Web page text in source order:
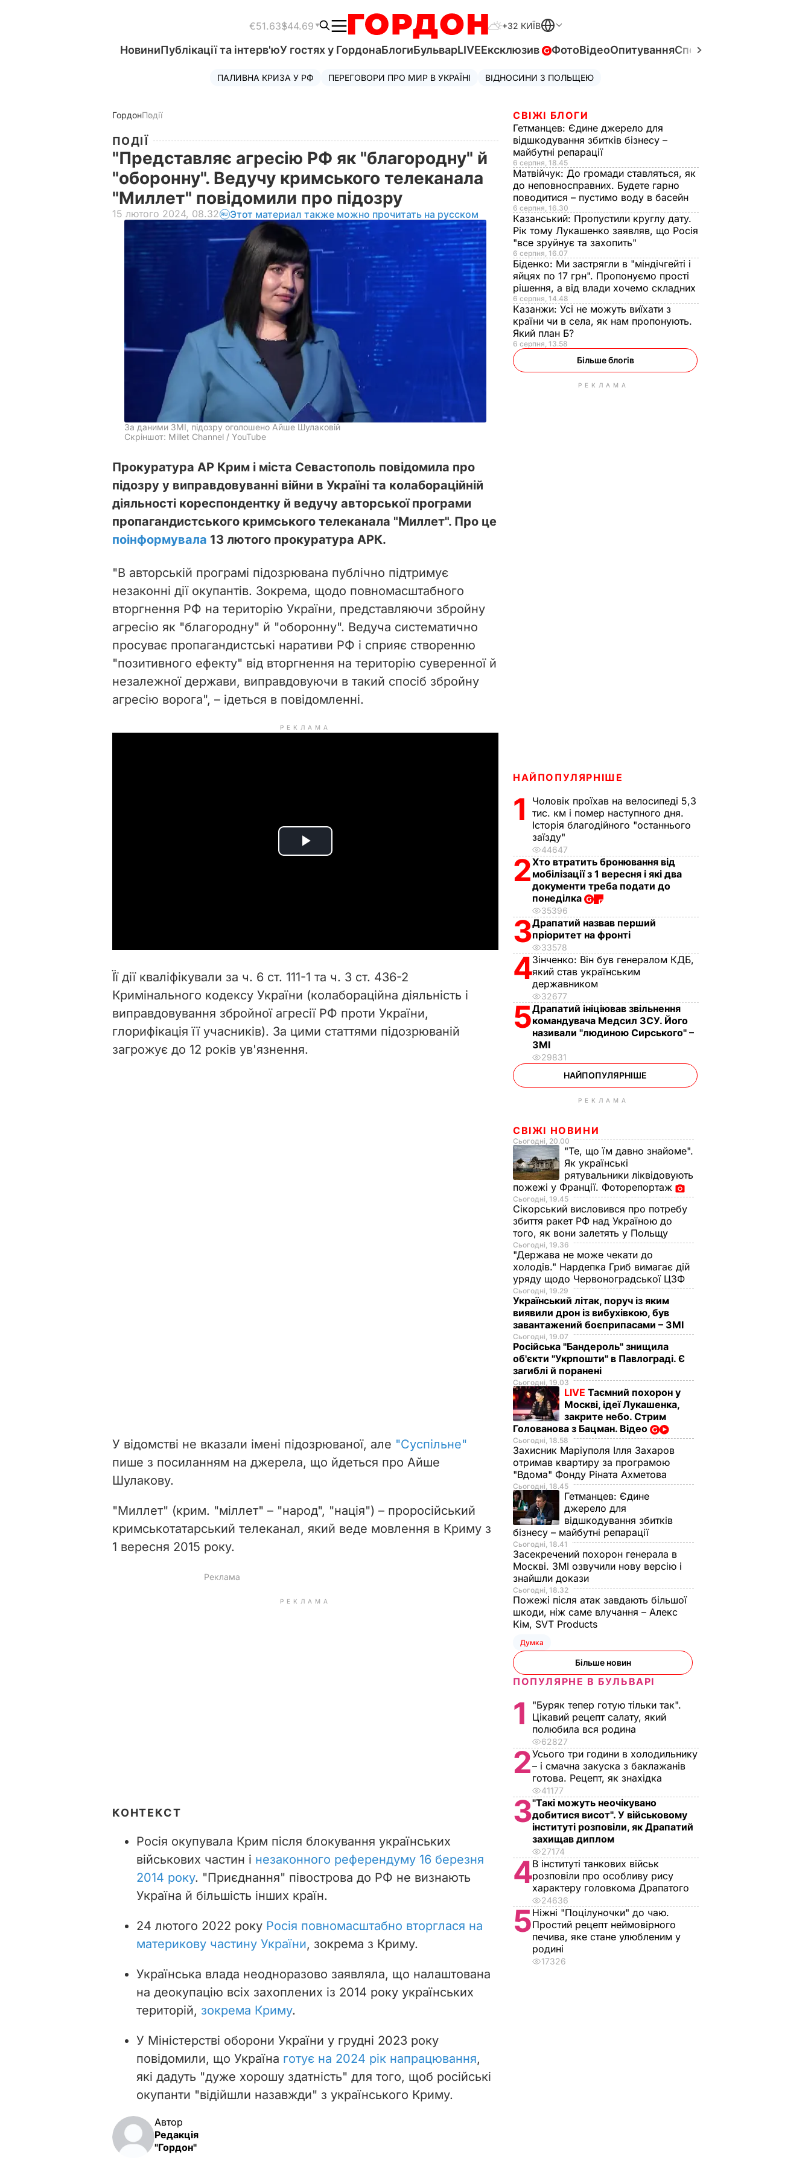
€51.63$44.69 +32 КИЇВ
НовиниПублікації та інтерв'юУ гостях у ГордонаБлогиБульварLIVEЕксклюзив ФотоВідеоОпитуванняСпецпроєкти
ПАЛИВНА КРИЗА У РФ ПЕРЕГОВОРИ ПРО МИР В УКРАЇНІ ВІДНОСИНИ З ПОЛЬЩЕЮ
ГордонПодії
ПОДІЇ
"Представляє агресію РФ як "благородну" й
"оборонну". Ведучу кримського телеканала
"Миллет" повідомили про підозру
15 лютого 2024, 08.32 Этот материал также можно прочитать на русском
За даними ЗМІ, підозру оголошено Айше Шулаковій
Скріншот: Millet Channel / YouTube
Прокуратура АР Крим і міста Севастополь повідомила про
підозру у виправдовуванні війни в Україні та колабораційній
діяльності кореспондентку й ведучу авторської програми
пропагандистського кримського телеканала "Миллет". Про це
поінформувала 13 лютого прокуратура АРК.
"В авторській програмі підозрювана публічно підтримує
незаконні дії окупантів. Зокрема, щодо повномасштабного
вторгнення РФ на територію України, представляючи збройну
агресію як "благородну" й "оборонну". Ведуча систематично
просуває пропагандистські наративи РФ і сприяє створенню
"позитивного ефекту" від вторгнення на територію суверенної й
незалежної держави, виправдовуючи в такий спосіб збройну
агресію ворога", – ідеться в повідомленні.
РЕКЛАМА
P
i
d
Її дії кваліфікували за ч. 6 ст. 111-1 та ч. 3 ст. 436-2
Кримінального кодексу України (колабораційна діяльність і
виправдовування збройної агресії РФ проти України,
глорифікація її учасників). За цими статтями підозрюваній
загрожує до 12 років ув'язнення.
У відомстві не вказали імені підозрюваної, але "Суспільне"
пише з посиланням на джерела, що йдеться про Айше
Шулакову.
"Миллет" (крим. "міллет" – "народ", "нація") – проросійський
кримськотатарський телеканал, який веде мовлення в Криму з
1 вересня 2015 року.
РЕКЛАМА
КОНТЕКСТ
Росія окупувала Крим після блокування українських
військових частин і незаконного референдуму 16 березня
2014 року. "Приєднання" півострова до РФ не визнають
Україна й більшість інших країн.
24 лютого 2022 року Росія повномасштабно вторглася на
материкову частину України, зокрема з Криму.
Українська влада неодноразово заявляла, що налаштована
на деокупацію всіх захоплених із 2014 року українських
територій, зокрема Криму.
У Міністерстві оборони України у грудні 2023 року
повідомили, що Україна готує на 2024 рік напрацювання,
які дадуть "дуже хорошу здатність" для того, щоб російські
окупанти "відійшли назавжди" з українського Криму.
Автор
Редакція
"Гордон"
СВІЖІ БЛОГИ
Гетманцев: Єдине джерело для
відшкодування збитків бізнесу –
майбутні репарації
6 серпня, 18.45
Матвійчук: До громади ставляться, як
до неповносправних. Будете гарно
поводитися – пустимо воду в басейн
6 серпня, 16.30
Казанський: Пропустили круглу дату.
Рік тому Лукашенко заявляв, що Росія
"все зруйнує та захопить"
6 серпня, 16.07
Біденко: Ми застрягли в "міндічгейті і
яйцях по 17 грн". Пропонуємо прості
рішення, а від влади хочемо складних
6 серпня, 14.48
Казанжи: Усі не можуть виїхати з
країни чи в села, як нам пропонують.
Який план Б?
6 серпня, 13.58
Більше блогів
РЕКЛАМА
НАЙПОПУЛЯРНІШЕ
1
Чоловік проїхав на велосипеді 5,3
тис. км і помер наступного дня.
Історія благодійного "останнього
заїзду"
44647
2Хто втратить бронювання від
мобілізації з 1 вересня і які два
документи треба подати до
понеділка
35396
3Драпатий назвав перший
пріоритет на фронті
33578
4Зінченко: Він був генералом КДБ,
який став українським
державником
32677
5Драпатий ініціював звільнення
командувача Медсил ЗСУ. Його
називали "людиною Сирського" –
ЗМІ
29831
НАЙПОПУЛЯРНІШЕ
РЕКЛАМА
СВІЖІ НОВИНИ
Сьогодні, 20.00
"Те, що їм давно знайоме".
Як українські
рятувальники ліквідовують
пожежі у Франції. Фоторепортаж
Сьогодні, 19.45
Сікорський висловився про потребу
збиття ракет РФ над Україною до
того, як вони залетять у Польщу
Сьогодні, 19.36
"Держава не може чекати до
холодів." Нардепка Гриб вимагає дій
уряду щодо Червоноградської ЦЗФ
Сьогодні, 19.29
Український літак, поруч із яким
виявили дрон із вибухівкою, був
завантажений боєприпасами – ЗМІ
Сьогодні, 19.07
Російська "Бандероль" знищила
об'єкти "Укрпошти" в Павлограді. Є
загиблі й поранені
Сьогодні, 19.03
LIVE Таємний похорон у
Москві, ідеї Лукашенка,
закрите небо. Стрим
Голованова з Бацман. Відео
Сьогодні, 18.58
Захисник Маріуполя Ілля Захаров
отримав квартиру за програмою
"Вдома" Фонду Ріната Ахметова
Сьогодні, 18.45
Гетманцев: Єдине
джерело для
відшкодування збитків
бізнесу – майбутні репарації
Сьогодні, 18.41
Засекречений похорон генерала в
Москві. ЗМІ озвучили нову версію і
знайшли докази
Сьогодні, 18.32
Пожежі після атак завдають більшої
шкоди, ніж саме влучання – Алекс
Кім, SVT Products
Думка
Більше новин
ПОПУЛЯРНЕ В БУЛЬВАРІ
1
"Буряк тепер готую тільки так".
Цікавий рецепт салату, який
полюбила вся родина
62827
2Усього три години в холодильнику
– і смачна закуска з баклажанів
готова. Рецепт, як знахідка
41177
3"Такі можуть неочікувано
добитися висот". У військовому
інституті розповіли, як Драпатий
захищав диплом
27174
4В інституті танкових військ
розповіли про особливу рису
характеру головкома Драпатого
24636
5Ніжні "Поцілуночки" до чаю.
Простий рецепт неймовірного
печива, яке стане улюбленим у
родині
17326